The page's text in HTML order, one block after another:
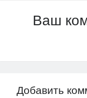
Ваш
Добавить